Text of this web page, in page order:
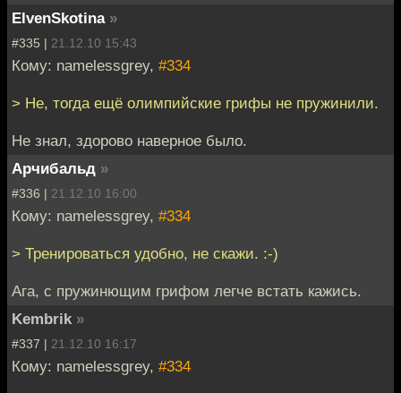
ElvenSkotina »
#335 | 21.12.10 15:43
Кому: namelessgrey, #334
> Не, тогда ещё олимпийские грифы не пружинили.
Не знал, здорово наверное было.
Арчибальд »
#336 | 21.12.10 16:00
Кому: namelessgrey, #334
> Тренироваться удобно, не скажи. :-)
Ага, с пружинющим грифом легче встать кажись.
Kembrik »
#337 | 21.12.10 16:17
Кому: namelessgrey, #334